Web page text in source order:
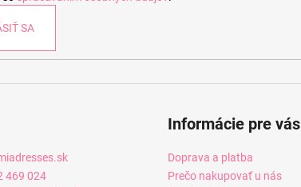
SA
469 024
Informácie pre vás
Doprava a platba
Prečo nakupovať u nás